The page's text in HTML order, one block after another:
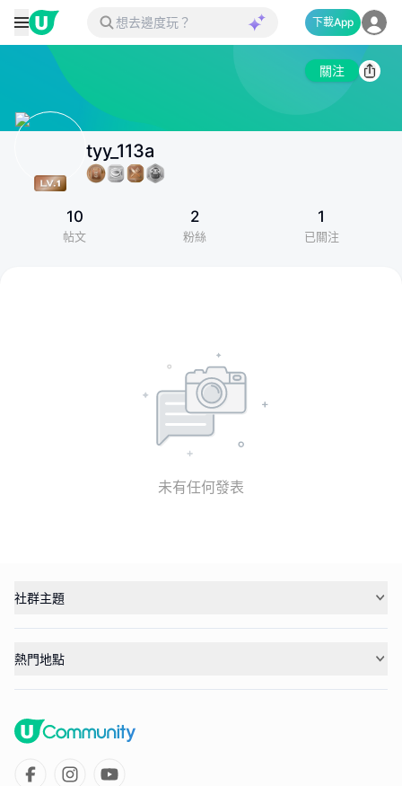
下載App
關注
tyy_113a
10
帖文
2
粉絲
1
已關注
未有任何發表
社群主題
熱門地點